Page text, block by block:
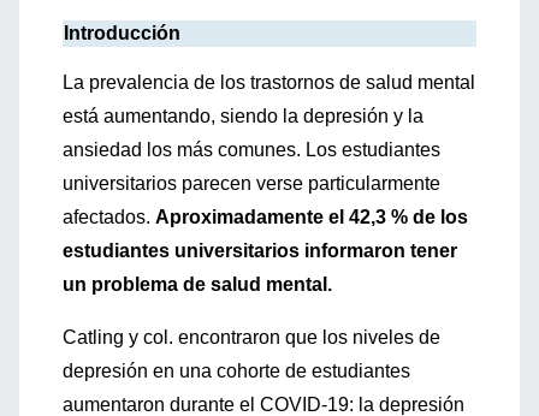
Introducción
La prevalencia de los trastornos de salud mental
está aumentando, siendo la depresión y la
ansiedad los más comunes. Los estudiantes
universitarios parecen verse particularmente
afectados. Aproximadamente el 42,3 % de los
estudiantes universitarios informaron tener
un problema de salud mental.
Catling y col. encontraron que los niveles de
depresión en una cohorte de estudiantes
aumentaron durante el COVID-19: la depresión